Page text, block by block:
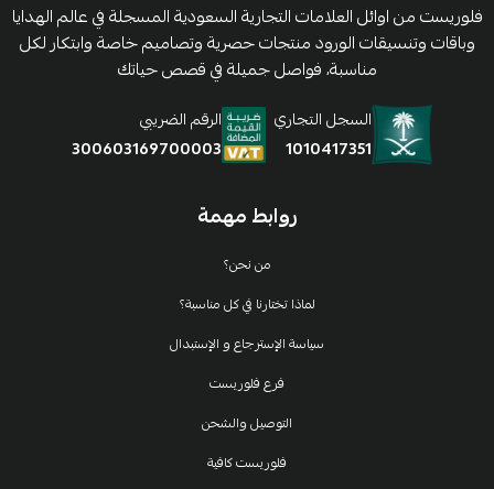
روابط مهمة
من نحن؟
لماذا تختارنا في كل مناسبة؟
سياسة الإسترجاع و الإستبدال
فرع فلوريست
التوصيل والشحن
فلوريست كافية
فلوريست من اوائل العلامات التجارية السعودية المسجلة في عالم الهدايا
وباقات وتنسيقات الورود منتجات حصرية وتصاميم خاصة وابتكار لكل
مناسبة، فواصل جميلة في قصص حياتك
السجل التجاري
1010417351
الرقم الضريبي
300603169700003